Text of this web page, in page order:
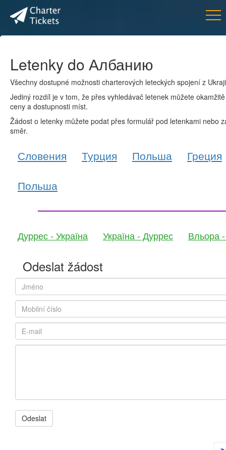
Letenky do Албанию
Všechny dostupné možnosti charterových leteckých spojení z
Jediný rozdíl je v tom, že přes vyhledávač letenek můžete
ceny a dostupnosti míst.
Žádost o letenky můžete podat přes formulář pod letenkami nebo
směr.
Словения Турция Польша
Греция
Польша
Дуррес - Україна Україна - Дуррес Вльора -
Odeslat žádost
Odeslat